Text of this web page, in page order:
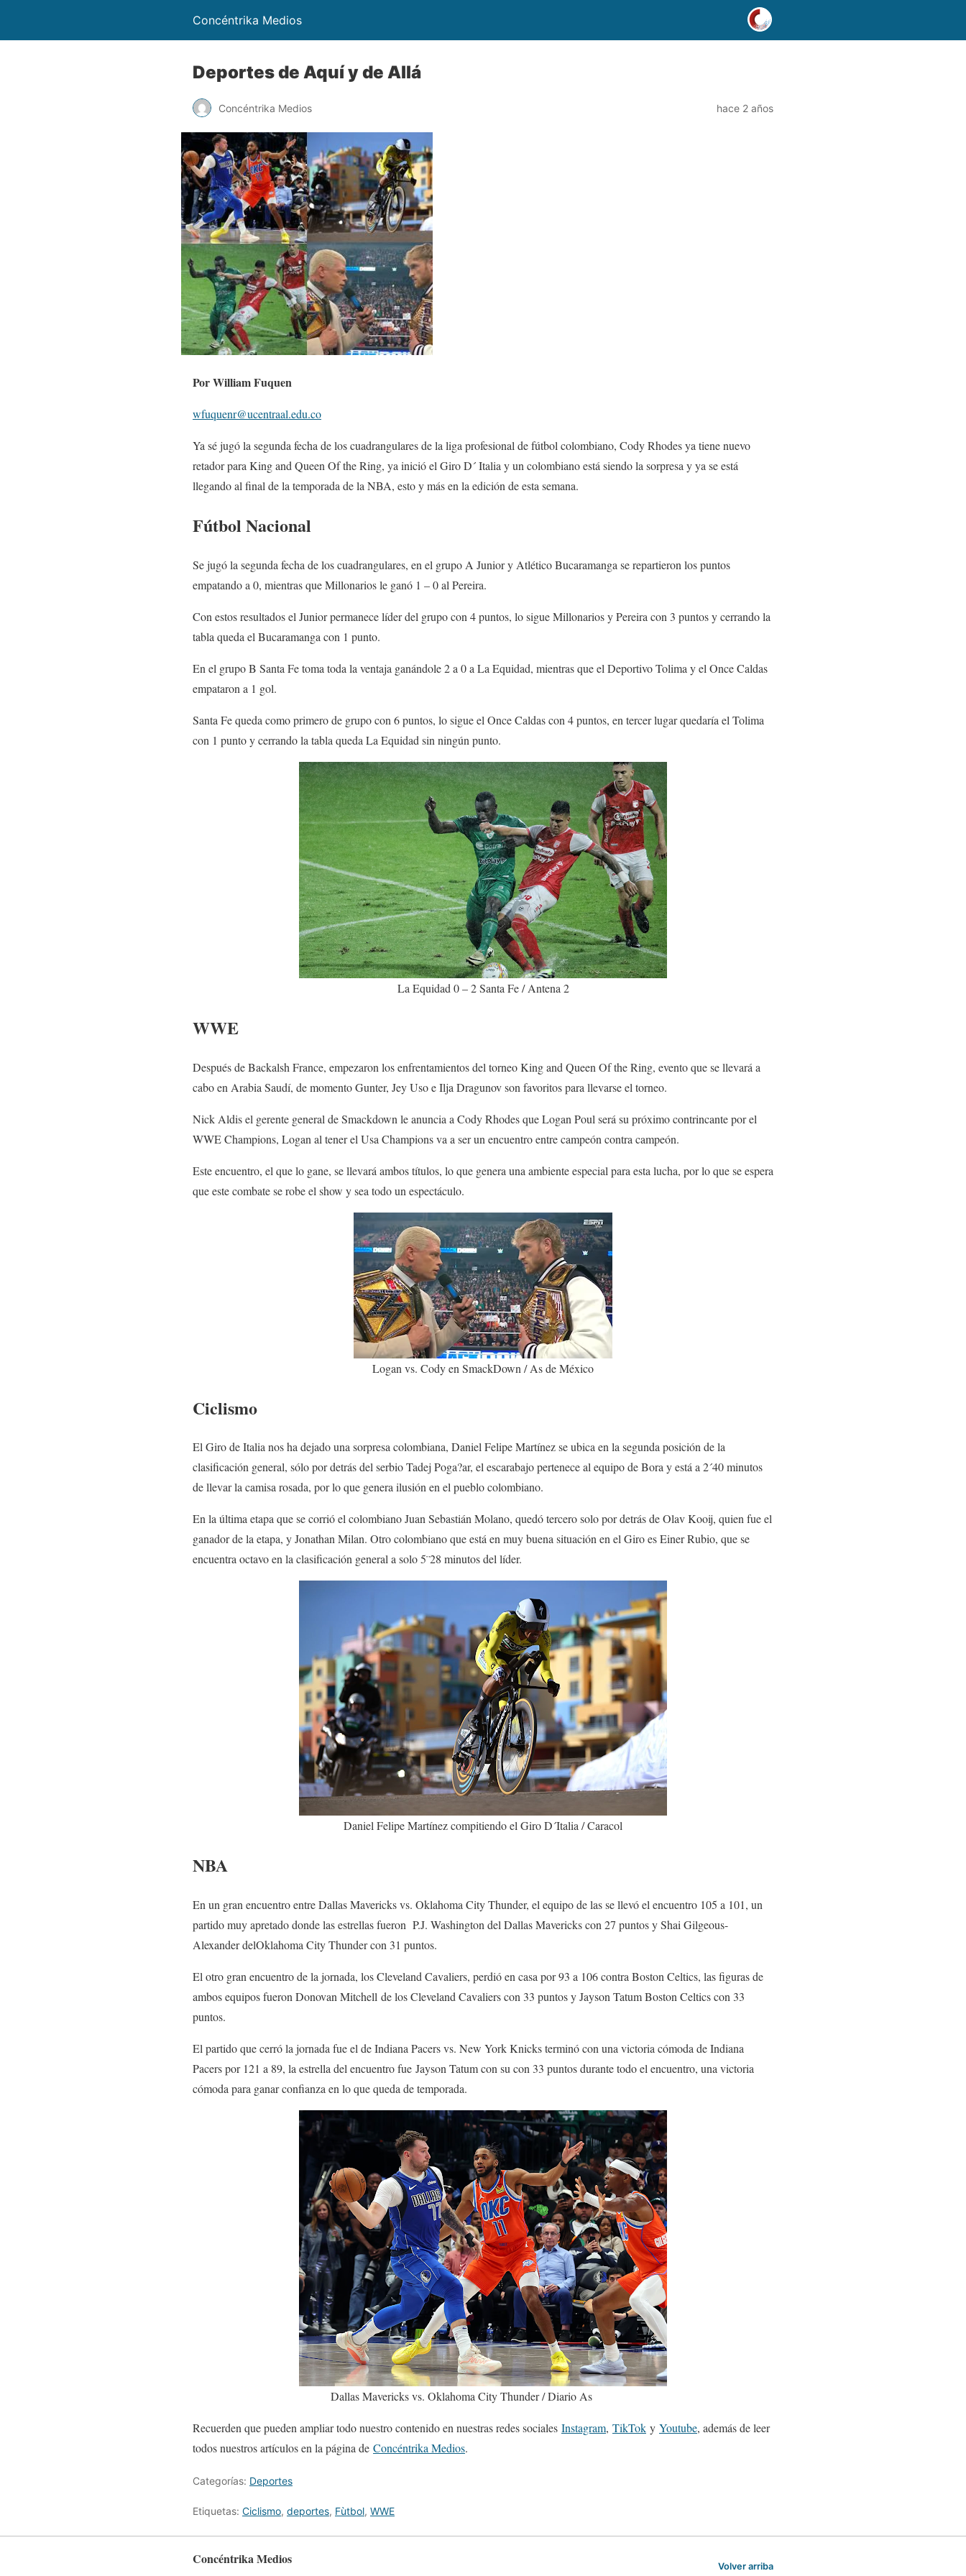
Concéntrika Medios
Deportes de Aquí y de Allá
Concéntrika Medios hace 2 años
Por William Fuquen
wfuquenr@ucentraal.edu.co
Ya sé jugó la segunda fecha de los cuadrangulares de la liga profesional de fútbol colombiano, Cody Rhodes ya tiene nuevo
retador para King and Queen Of the Ring, ya inició el Giro D´ Italia y un colombiano está siendo la sorpresa y ya se está
llegando al final de la temporada de la NBA, esto y más en la edición de esta semana.
Fútbol Nacional
Se jugó la segunda fecha de los cuadrangulares, en el grupo A Junior y Atlético Bucaramanga se repartieron los puntos
empatando a 0, mientras que Millonarios le ganó 1 – 0 al Pereira.
Con estos resultados el Junior permanece líder del grupo con 4 puntos, lo sigue Millonarios y Pereira con 3 puntos y cerrando la
tabla queda el Bucaramanga con 1 punto.
En el grupo B Santa Fe toma toda la ventaja ganándole 2 a 0 a La Equidad, mientras que el Deportivo Tolima y el Once Caldas
empataron a 1 gol.
Santa Fe queda como primero de grupo con 6 puntos, lo sigue el Once Caldas con 4 puntos, en tercer lugar quedaría el Tolima
con 1 punto y cerrando la tabla queda La Equidad sin ningún punto.
La Equidad 0 – 2 Santa Fe / Antena 2
WWE
Después de Backalsh France, empezaron los enfrentamientos del torneo King and Queen Of the Ring, evento que se llevará a
cabo en Arabia Saudí, de momento Gunter, Jey Uso e Ilja Dragunov son favoritos para llevarse el torneo.
Nick Aldis el gerente general de Smackdown le anuncia a Cody Rhodes que Logan Poul será su próximo contrincante por el
WWE Champions, Logan al tener el Usa Champions va a ser un encuentro entre campeón contra campeón.
Este encuentro, el que lo gane, se llevará ambos títulos, lo que genera una ambiente especial para esta lucha, por lo que se espera
que este combate se robe el show y sea todo un espectáculo.
Logan vs. Cody en SmackDown / As de México
Ciclismo
El Giro de Italia nos ha dejado una sorpresa colombiana, Daniel Felipe Martínez se ubica en la segunda posición de la
clasificación general, sólo por detrás del serbio Tadej Poga?ar, el escarabajo pertenece al equipo de Bora y está a 2´40 minutos
de llevar la camisa rosada, por lo que genera ilusión en el pueblo colombiano.
En la última etapa que se corrió el colombiano Juan Sebastián Molano, quedó tercero solo por detrás de Olav Kooij, quien fue el
ganador de la etapa, y Jonathan Milan. Otro colombiano que está en muy buena situación en el Giro es Einer Rubio, que se
encuentra octavo en la clasificación general a solo 5¨28 minutos del líder.
Daniel Felipe Martínez compitiendo el Giro D´Italia / Caracol
NBA
En un gran encuentro entre Dallas Mavericks vs. Oklahoma City Thunder, el equipo de las se llevó el encuentro 105 a 101, un
partido muy apretado donde las estrellas fueron P.J. Washington del Dallas Mavericks con 27 puntos y Shai Gilgeous-
Alexander delOklahoma City Thunder con 31 puntos.
El otro gran encuentro de la jornada, los Cleveland Cavaliers, perdió en casa por 93 a 106 contra Boston Celtics, las figuras de
ambos equipos fueron Donovan Mitchell de los Cleveland Cavaliers con 33 puntos y Jayson Tatum Boston Celtics con 33
puntos.
El partido que cerró la jornada fue el de Indiana Pacers vs. New York Knicks terminó con una victoria cómoda de Indiana
Pacers por 121 a 89, la estrella del encuentro fue Jayson Tatum con su con 33 puntos durante todo el encuentro, una victoria
cómoda para ganar confianza en lo que queda de temporada.
Dallas Mavericks vs. Oklahoma City Thunder / Diario As
Recuerden que pueden ampliar todo nuestro contenido en nuestras redes sociales Instagram, TikTok y Youtube, además de leer
todos nuestros artículos en la página de Concéntrika Medios.
Categorías: Deportes
Etiquetas: Ciclismo, deportes, Fùtbol, WWE
Concéntrika Medios Volver arriba